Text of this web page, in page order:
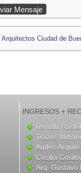
Arquitectos Ciudad de
INGRESOS +
Renato
Trazos
Andes
Cecilia
Arq. Gustavo